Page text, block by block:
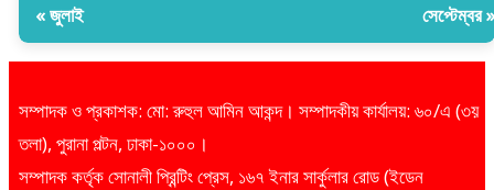
« জুলাই সেপ্টেম্বর »
সম্পাদক ও প্রকাশক: মো: রুহুল আমিন আকন্দ। সম্পাদকীয় কার্যালয়: ৬০/এ (৩য়
তলা), পুরানা পল্টন, ঢাকা-১০০০।
সম্পাদক কর্তৃক সোনালী প্রিন্টিং প্রেস, ১৬৭ ইনার সার্কুলার রোড (ইডেন